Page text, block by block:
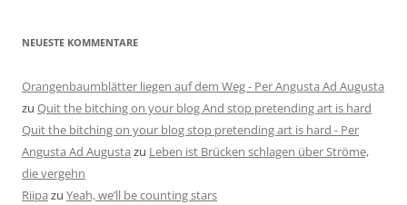
NEUESTE KOMMENTARE
Orangenbaumblätter liegen auf dem Weg - Per Angusta Ad Augusta
zu Quit the bitching on your blog And stop pretending art is hard
Quit the bitching on your blog stop pretending art is hard - Per
Angusta Ad Augusta zu Leben ist Brücken schlagen über Ströme,
die vergehn
Riipa zu Yeah, we’ll be counting stars